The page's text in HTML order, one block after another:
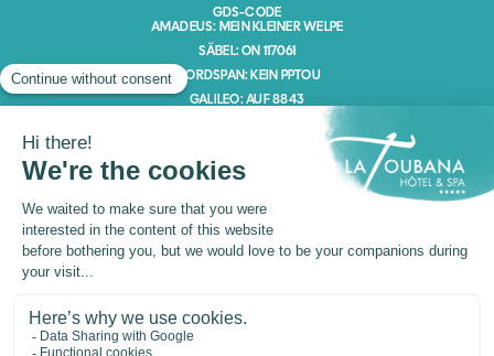
GDS-CODE
AMADEUS: MEIN KLEINER WELPE
SÄBEL: ON 117061
WORDSPAN: KEIN PPTOU
GALILEO: AUF 8843
Kanalmitglied